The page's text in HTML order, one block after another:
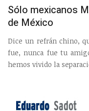
Sólo mexicanos
de México
Dice un refrán chino,
fue, nunca fue tu
hemos vivido la